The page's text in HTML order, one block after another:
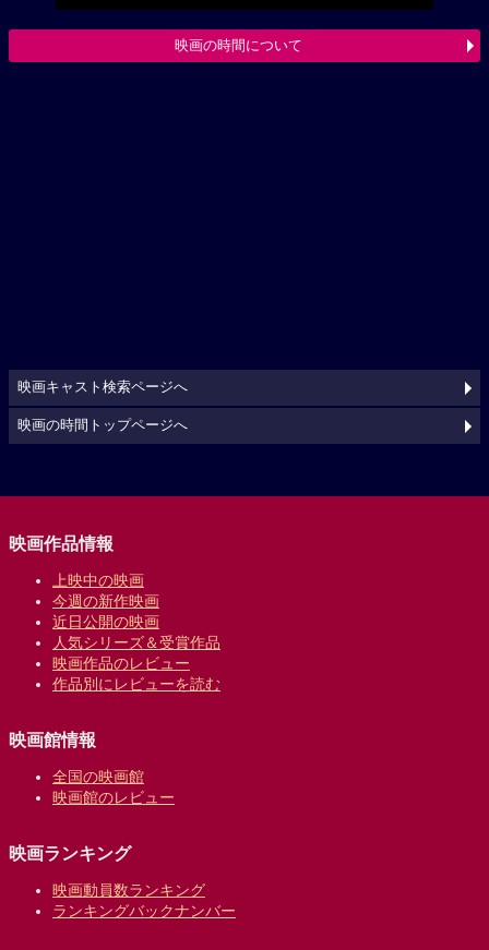
映画の時間について
映画キャスト検索ページへ
映画の時間トップページへ
映画作品情報
上映中の映画
今週の新作映画
近日公開の映画
人気シリーズ＆受賞作品
映画作品のレビュー
作品別にレビューを読む
映画館情報
全国の映画館
映画館のレビュー
映画ランキング
映画動員数ランキング
ランキングバックナンバー